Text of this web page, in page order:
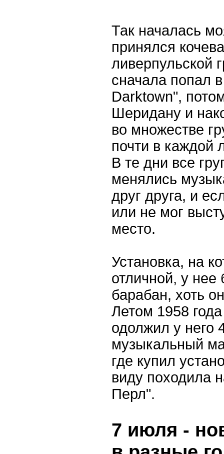
Так началась
принялся
ливерпульской
сначала попал
Darktown",
Шеридану и
во множестве
почти в каждой
В те дни все
менялись
друг друга, и
или не мог
место.
Установка, на
отличной, у
барабан, хоть
Летом 1958
одолжил у него
музыкальный
где купил
виду походила
Перл".
7 июля -